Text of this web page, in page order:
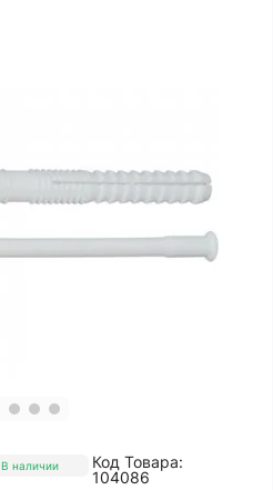
Код Товара:
104086
В наличии